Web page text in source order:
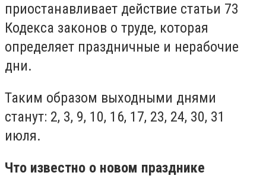
приостанавливает действие статьи 73
Кодекса законов о труде, которая
определяет праздничные и нерабочие
дни.
Таким образом выходными днями
станут: 2, 3, 9, 10, 16, 17, 23, 24, 30, 31
июля.
Что известно о новом празднике